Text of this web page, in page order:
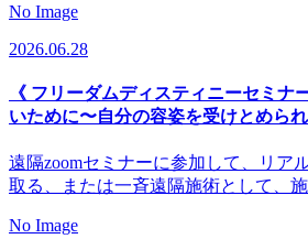
No Image
2026.06.28
《 フリーダムディスティニーセミ
いために〜自分の容姿を受けとめら
遠隔zoomセミナーに参加して、リア
取る、または一斉遠隔施術として、
No Image